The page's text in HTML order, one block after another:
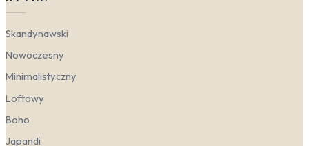
Skandynawski
Nowoczesny
Minimalistyczny
Loftowy
Boho
Japandi